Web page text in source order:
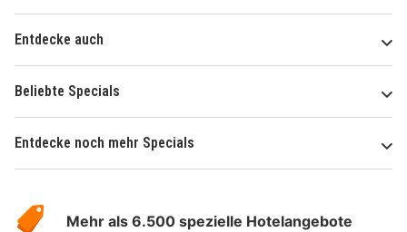
Entdecke auch
Beliebte Specials
Entdecke noch mehr Specials
Hotelspecials
Mehr als 6.500 spezielle Hotelangebote